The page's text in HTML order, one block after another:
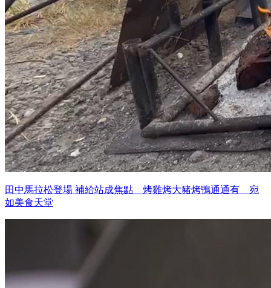
田中馬拉松登場 補給站成焦點 烤雞烤大豬烤鴨通通有 宛
如美食天堂